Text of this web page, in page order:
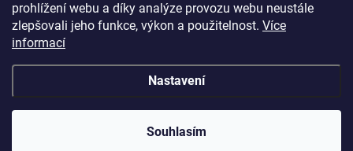
prohlížení webu a díky analýze provozu webu neustále
zlepšovali jeho funkce, výkon a použitelnost. Více
informací
Nastavení
Souhlasím
B2B shop pro obchodníky - www.krokido.cz
Vyrobenoprodeti.cz . Všechna práva vyhrazena.